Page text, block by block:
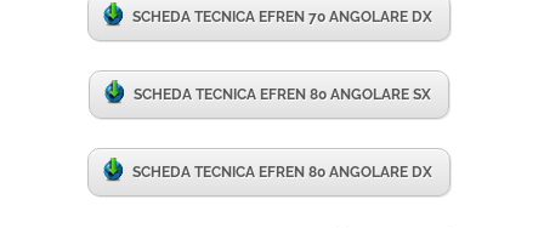
SCHEDA TECNICA EFREN 70 ANGOLARE DX
SCHEDA TECNICA EFREN 80 ANGOLARE SX
SCHEDA TECNICA EFREN 80 ANGOLARE DX